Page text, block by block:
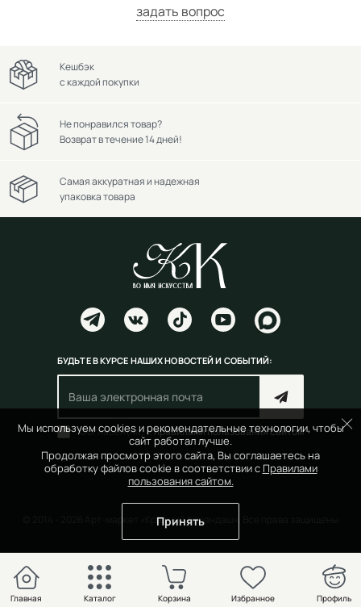
задать вопрос
Мы используем cookies и рекомендательные технологии, чтобы
сайт работал лучше.
Продолжая просмотр этого сайта, Вы соглашаетесь на
обработку файлов cookie в соответствии с Правилами
пользования сайтом.
Принять
Кешбэк
с каждой покупки
Не понравился товар?
Возврат в течение 14 дней!
Самая аккуратная и надежная
упаковка товара
БУДЬТЕ В КУРСЕ НАШИХ НОВОСТЕЙ И СОБЫТИЙ:
Согласен(на) справилами пользования сайтом
© 2014 - 2026 Арт-маркет «Красный Карандаш». Все права защищены
Главная Каталог Избранное Профиль
Корзина